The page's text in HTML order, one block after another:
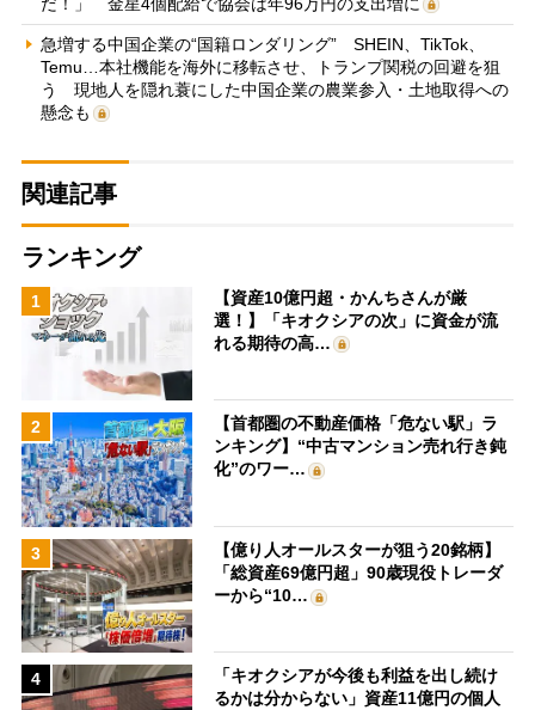
急増する中国企業の“国籍ロンダリング” SHEIN、TikTok、
Temu…本社機能を海外に移転させ、トランプ関税の回避を狙
う 現地人を隠れ蓑にした中国企業の農業参入・土地取得への
懸念も
関連記事
ランキング
1
【資産10億円超・かんちさんが厳
選！】「キオクシアの次」に資金が流
れる期待の高…
2
【首都圏の不動産価格「危ない駅」ラ
ンキング】“中古マンション売れ行き鈍
化”のワー…
3
【億り人オールスターが狙う20銘柄】
「総資産69億円超」90歳現役トレーダ
ーから“10…
4
「キオクシアが今後も利益を出し続け
るかは分からない」資産11億円の個人